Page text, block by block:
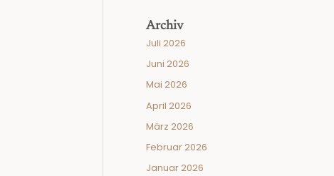
Archiv
Juli 2026
Juni 2026
Mai 2026
April 2026
März 2026
Februar 2026
Januar 2026